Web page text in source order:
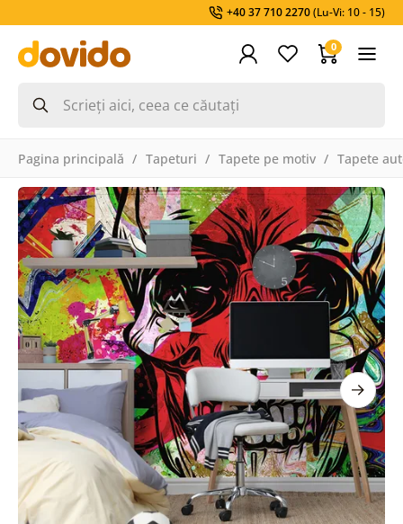
+40 37 710 2270(Lu-Vi: 10 - 15)
0
Pagina principală Tapeturi Tapete pe motiv Tapete